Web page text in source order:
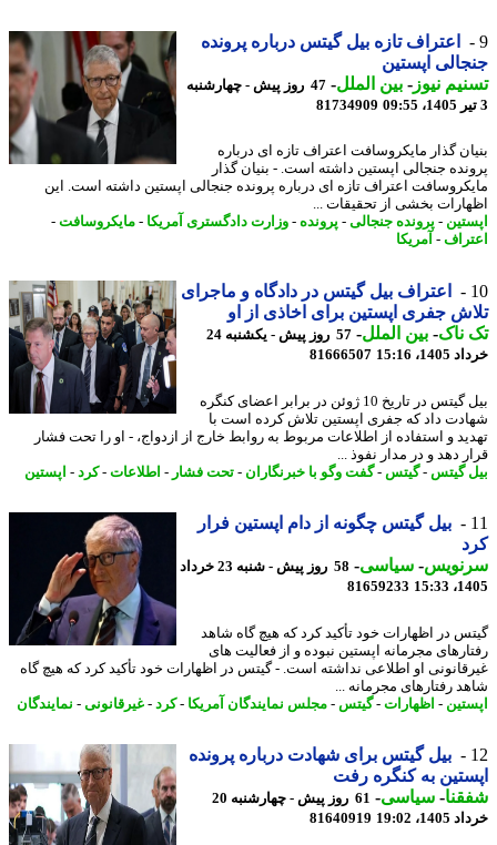
اعتراف تازه بیل گیتس درباره پرونده
اپستین
نیوز-بین الملل-
47 روز پیش - چهارشنبه
81734909
گذار مایکروسافت اعتراف تازه ای درباره
جنجالی اپستین داشته است. - بنیان گذار
اعتراف تازه ای درباره پرونده جنجالی اپستین داشته است. این
بخشی از تحقیقات ...
-پرونده جنجالی-پرونده -وزارت دادگستری آمریکا- مایکروسافت-
- آمریکا
اعتراف بیل گیتس در دادگاه و ماجرای
جفری اپستین برای اخاذی از او
-بین الملل-
57 روز پیش - یکشنبه 24
15:16
81666507
بیل گیتس در تاریخ 10 ژوئن در برابر اعضای کنگره
داد که جفری اپستین تلاش کرده است با
و استفاده از اطلاعات مربوط به روابط خارج از ازدواج، - او را تحت فشار
دهد و در مدار نفوذ ...
گیتس-گیتس-گفت وگو با خبرنگاران- تحت فشار-اطلاعات-کرد-اپستین
بیل گیتس چگونه از دام اپستین فرار
-سیاسی-
58 روز پیش - شنبه 23 خرداد
81659233
در اظهارات خود تأکید کرد که هیچ گاه شاهد
مجرمانه اپستین نبوده و از فعالیت های
او اطلاعی نداشته است. - گیتس در اظهارات خود تأکید کرد که هیچ گاه
رفتارهای مجرمانه ...
-اظهارات- گیتس-مجلس نمایندگان آمریکا- کرد-غیرقانونی-نمایندگان
بیل گیتس برای شهادت درباره پرونده
به کنگره رفت
-سیاسی-
61 روز پیش - چهارشنبه 20
19:02
81640919